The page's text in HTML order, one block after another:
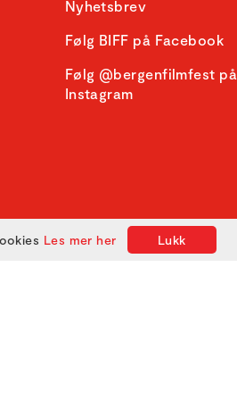
Nyhetsbrev
Følg BIFF på Facebook
Følg @bergenfilmfest på
Instagram
Lukk
Les mer her